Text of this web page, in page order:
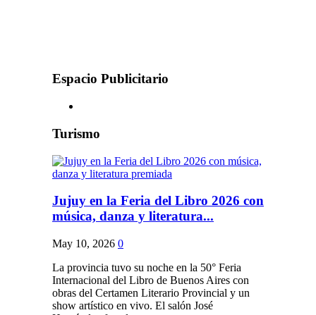
Espacio Publicitario
Turismo
Jujuy en la Feria del Libro 2026 con
música, danza y literatura...
May 10, 2026 0
La provincia tuvo su noche en la 50° Feria
Internacional del Libro de Buenos Aires con
obras del Certamen Literario Provincial y un
show artístico en vivo. El salón José